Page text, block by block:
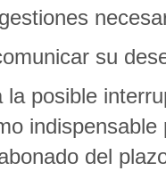
su
posible
del